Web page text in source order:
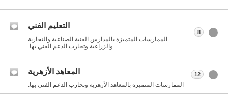
التعليم الفني
الممارسات المتميزة بالمدارس الفنية الصناعية والتجارية
والزراعية وتجارب الدعم الفني بها.
8
المعاهد الأزهرية
الممارسات المتميزة بالمعاهد الأزهرية وتجارب الدعم الفني بها.
12